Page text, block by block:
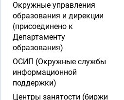
Окружные управления
образования и дирекции
(присоединено к
Департаменту
образования)
ОСИП (Окружные службы
информационной
поддержки)
Центры занятости (биржи